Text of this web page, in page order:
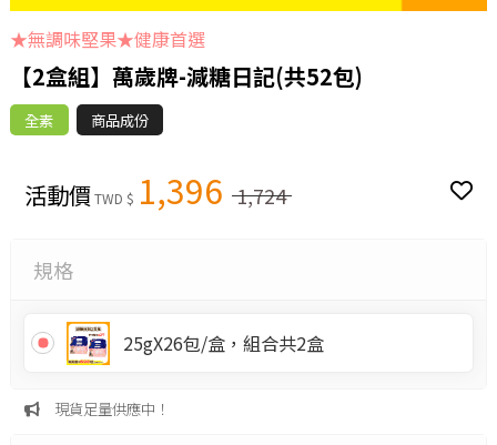
★無調味堅果★健康首選
【2盒組】萬歲牌-減糖日記(共52包)
全素 商品成份
活動價TWD $ 1,396 1,724
規格
25gX26包/盒，組合共2盒
現貨足量供應中！